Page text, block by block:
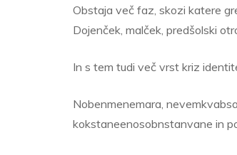
Obstaja več faz, skozi katere
Dojenček, malček, predšolski
In s tem tudi več vrst kriz
Nobenmenemara,
kokstaneenosobnstanvane in